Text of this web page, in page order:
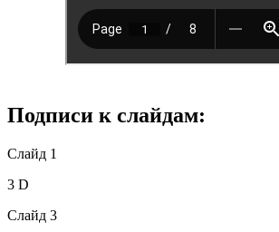
Подписи к слайдам:
Слайд 1
3 D
Слайд 3